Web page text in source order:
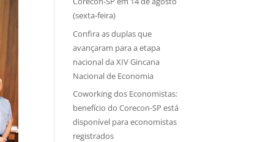
(sexta-feira)
Confira as duplas que
avançaram para a etapa
nacional da XIV Gincana
Nacional de Economia
Coworking dos Economistas:
benefício do Corecon-SP está
disponível para economistas
registrados